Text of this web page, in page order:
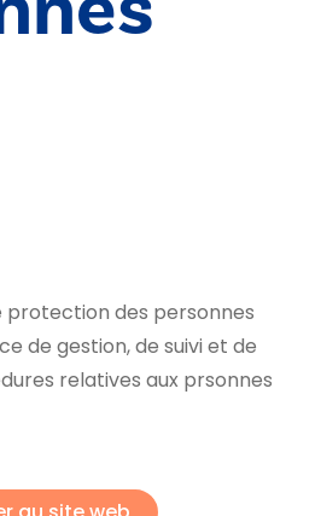
protection des personnes
de gestion, de suivi et de
relatives aux prsonnes